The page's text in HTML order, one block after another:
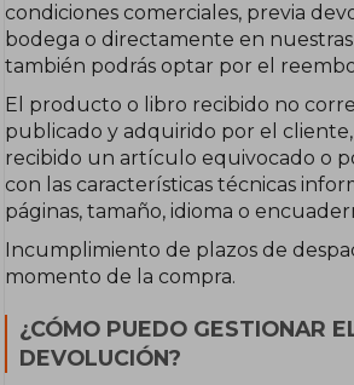
condiciones comerciales, previa
bodega o directamente en
también podrás optar por el
El producto o libro recibido no
publicado y adquirido por el
recibido un artículo equivocado o
con las características técnicas
páginas, tamaño, idioma o
Incumplimiento de plazos de
momento de la compra.
¿CÓMO PUEDO GESTIONAR
DEVOLUCIÓN?